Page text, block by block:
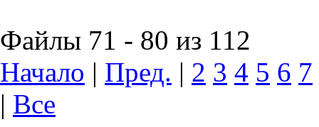
Файлы 71 - 80 из 112
Начало | Пред. | 2 3 4 5 6 7
| Все